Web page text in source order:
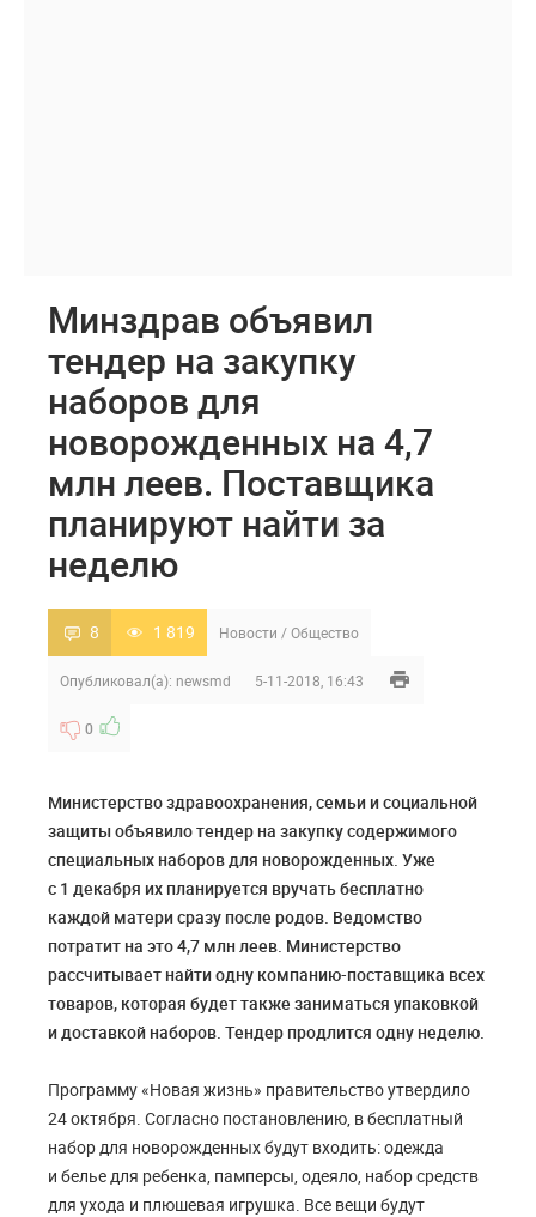
Минздрав объявил
тендер на закупку
наборов для
новорожденных на 4,7
млн леев. Поставщика
планируют найти за
неделю
8 1 819 Новости /Общество
Опубликовал(а): newsmd 5-11-2018, 16:43
0
Министерство здравоохранения, семьи и социальной
защиты объявило тендер на закупку содержимого
специальных наборов для новорожденных. Уже
с 1 декабря их планируется вручать бесплатно
каждой матери сразу после родов. Ведомство
потратит на это 4,7 млн леев. Министерство
рассчитывает найти одну компанию-поставщика всех
товаров, которая будет также заниматься упаковкой
и доставкой наборов. Тендер продлится одну неделю.
Программу «Новая жизнь» правительство утвердило
24 октября. Согласно постановлению, в бесплатный
набор для новорожденных будут входить: одежда
и белье для ребенка, памперсы, одеяло, набор средств
для ухода и плюшевая игрушка. Все вещи будут